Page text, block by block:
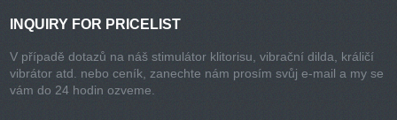
INQUIRY FOR PRICELIST
V případě dotazů na náš stimulátor klitorisu, vibrační dilda, králičí
vibrátor atd. nebo ceník, zanechte nám prosím svůj e-mail a my se
vám do 24 hodin ozveme.